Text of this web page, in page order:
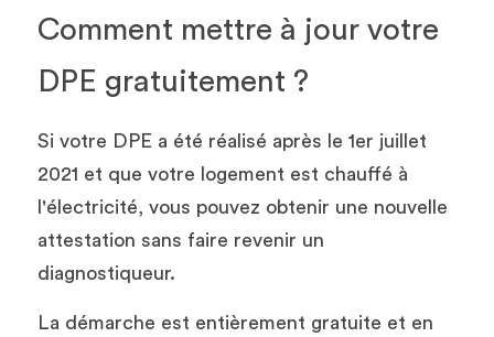
Comment mettre à jour votre
DPE gratuitement ?
Si votre DPE a été réalisé après le 1er juillet
2021 et que votre logement est chauffé à
l'électricité, vous pouvez obtenir une nouvelle
attestation sans faire revenir un
diagnostiqueur.
La démarche est entièrement gratuite et en